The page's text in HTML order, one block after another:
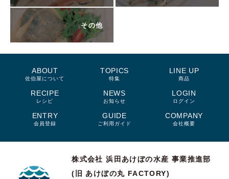
その他
ABOUT
佐伯屋について
TOPICS
特集
LINE UP
商品
RECIPE
レシピ
NEWS
お知らせ
LOGIN
ログイン
ENTRY
会員登録
GUIDE
ご利用ガイド
COMPANY
会社概要
株式会社 浜田あけぼの水産 事業推進部
(旧 あけぼの丸 FACTORY)